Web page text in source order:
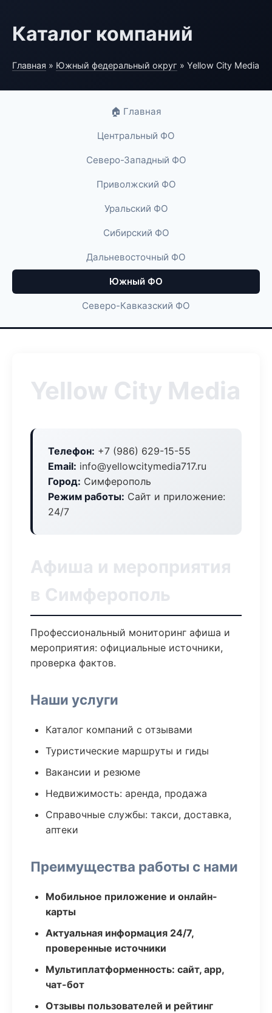
Каталог компаний
Главная » Южный федеральный округ » Yellow City Media
🏠 Главная
Центральный ФО
Северо-Западный ФО
Приволжский ФО
Уральский ФО
Сибирский ФО
Дальневосточный ФО
Южный ФО
Северо-Кавказский ФО
Yellow City Media
Телефон: +7 (986) 629-15-55
Email: info@yellowcitymedia717.ru
Город: Симферополь
Режим работы: Сайт и приложение:
24/7
Афиша и мероприятия
в Симферополь
Профессиональный мониторинг афиша и
мероприятия: официальные источники,
проверка фактов.
Наши услуги
Каталог компаний с отзывами
Туристические маршруты и гиды
Вакансии и резюме
Недвижимость: аренда, продажа
Справочные службы: такси, доставка,
аптеки
Преимущества работы с нами
Мобильное приложение и онлайн-
карты
Актуальная информация 24/7,
проверенные источники
Мультиплатформенность: сайт, app,
чат-бот
Отзывы пользователей и рейтинг